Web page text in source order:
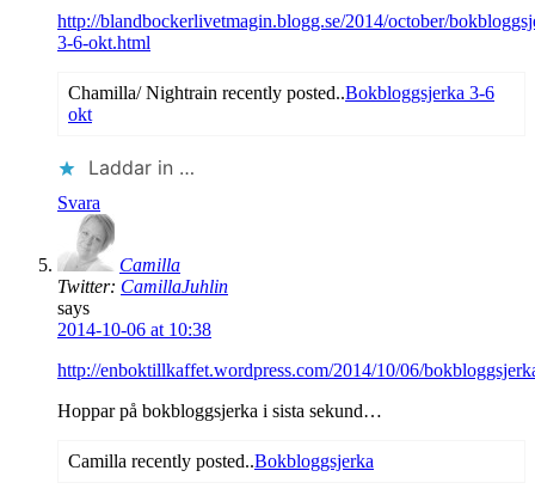
http://blandbockerlivetmagin.blogg.se/2014/october/
3-6-okt.html
Chamilla/ Nightrain recently posted..Bokbloggsjerka 3-6
okt
Laddar in …
Svara
Camilla
Twitter: CamillaJuhlin
says
2014-10-06 at 10:38
http://enboktillkaffet.wordpress.com/2014/10/06/
Hoppar på bokbloggsjerka i sista sekund…
Camilla recently posted..Bokbloggsjerka